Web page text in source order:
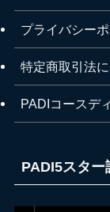
プライバシー
特定商取引法
PADIコースデ
PADI5スタ